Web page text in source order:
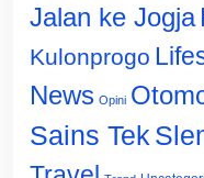
Jalan ke Jogja
Kulonprogo
News Opini
Sains Tek